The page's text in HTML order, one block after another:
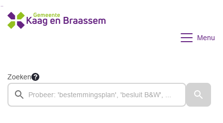
Ga naar de inhoud van deze pagina
Ga naar het zoeken
Ga naar het menu
Menu
Zoeken